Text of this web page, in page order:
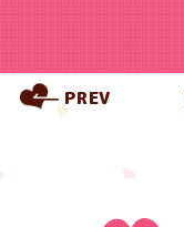
PREV